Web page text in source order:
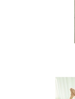
290
292
294
157